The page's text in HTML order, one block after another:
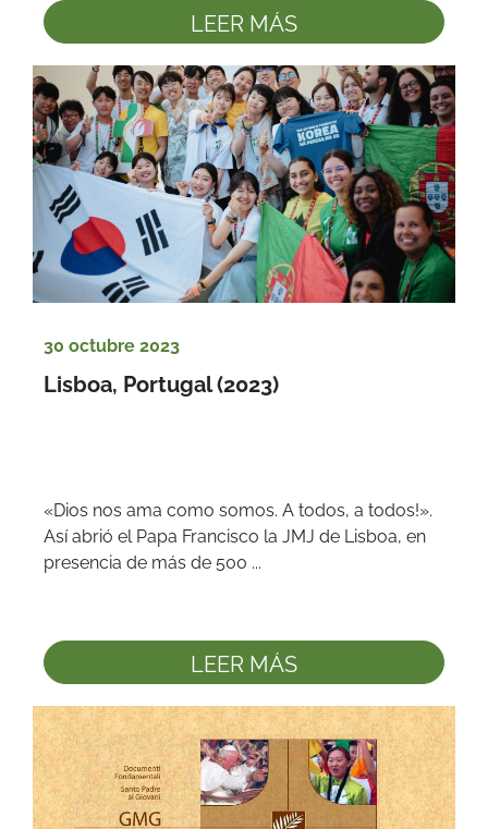
LEER MÁS
30 octubre 2023
Lisboa, Portugal (2023)
«Dios nos ama como somos. A todos, a todos!».
Así abrió el Papa Francisco la JMJ de Lisboa, en
presencia de más de 500 ...
LEER MÁS